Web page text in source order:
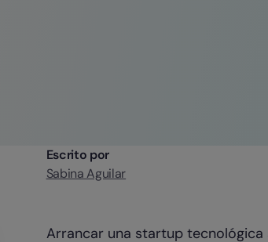
Escrito por
Sabina Aguilar
Arrancar una startup